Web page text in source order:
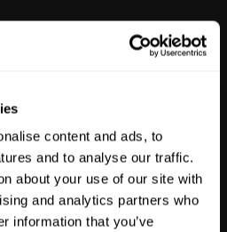
content and ads, to
and to analyse our traffic.
about your use of our site with
and analytics partners who
information that you’ve